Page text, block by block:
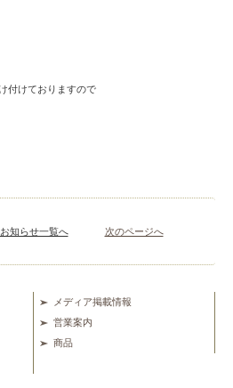
付けておりますので
お知らせ一覧へ 次のページへ
メディア掲載情報
営業案内
商品